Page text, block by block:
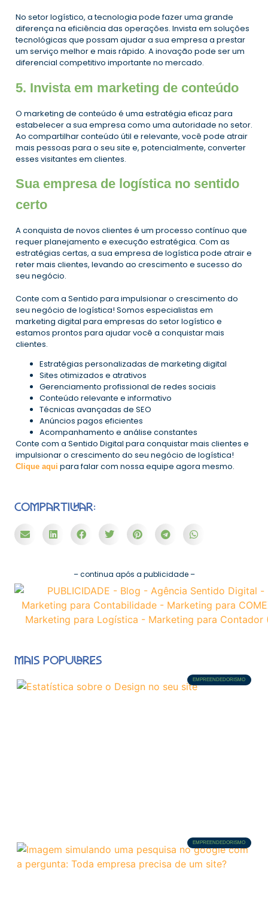
No setor logístico, a tecnologia pode fazer uma grande
diferença na eficiência das operações. Invista em soluções
tecnológicas que possam ajudar a sua empresa a prestar
um serviço melhor e mais rápido. A inovação pode ser um
diferencial competitivo importante no mercado.
5. Invista em marketing de conteúdo
O marketing de conteúdo é uma estratégia eficaz para
estabelecer a sua empresa como uma autoridade no setor.
Ao compartilhar conteúdo útil e relevante, você pode atrair
mais pessoas para o seu site e, potencialmente, converter
esses visitantes em clientes.
Sua empresa de logística no sentido
certo
A conquista de novos clientes é um processo contínuo que
requer planejamento e execução estratégica. Com as
estratégias certas, a sua empresa de logística pode atrair e
reter mais clientes, levando ao crescimento e sucesso do
seu negócio.
Conte com a Sentido para impulsionar o crescimento do
seu negócio de logística! Somos especialistas em
marketing digital para empresas do setor logístico e
estamos prontos para ajudar você a conquistar mais
clientes.
Estratégias personalizadas de marketing digital
Sites otimizados e atrativos
Gerenciamento profissional de redes sociais
Conteúdo relevante e informativo
Técnicas avançadas de SEO
Anúncios pagos eficientes
Acompanhamento e análise constantes
Conte com a Sentido Digital para conquistar mais clientes e
impulsionar o crescimento do seu negócio de logística!
Clique aqui para falar com nossa equipe agora mesmo.
COMPARTILHAR:
– continua após a publicidade –
MAIS POPULARES
EMPREENDEDORISMO
EMPREENDEDORISMO